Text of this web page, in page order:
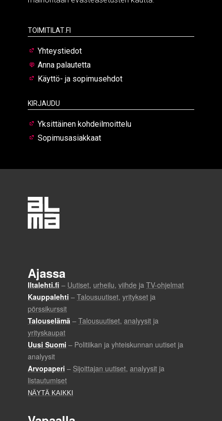
Toimitilat.fi
Yhteystiedot
Anna palautetta
Käyttö- ja sopimusehdot
Kirjaudu
Yksittäinen kohdeilmoittelu
Sopimusasiakkaat